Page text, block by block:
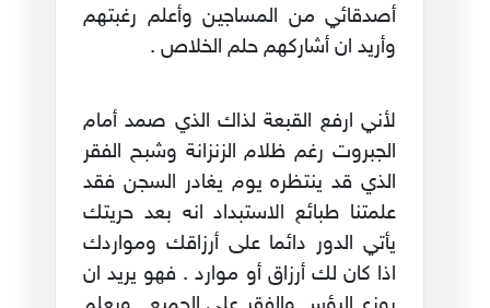
أصدقائي من المساجين وأعلم رغبتهم
وأريد ان أشاركهم حلم الخلاص .
لأني ارفع القبعة لذاك الذي صمد أمام
الجبروت رغم ظلام الزنزانة وشبح الفقر
الذي قد ينتظره يوم يغادر السجن فقد
علمتنا طبائع الاستبداد انه بعد حريتك
يأتي الدور دائما على أرزاقك ومواردك
اذا كان لك أرزاق أو موارد . فهو يريد ان